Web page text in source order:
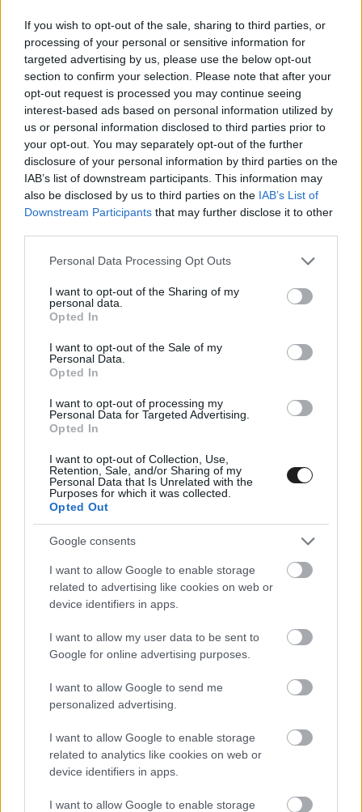
If you wish to opt-out of the sale, sharing to third parties, or
processing of your personal or sensitive information for
targeted advertising by us, please use the below opt-out
section to confirm your selection. Please note that after your
opt-out request is processed you may continue seeing
interest-based ads based on personal information utilized by
us or personal information disclosed to third parties prior to
your opt-out. You may separately opt-out of the further
disclosure of your personal information by third parties on the
IAB’s list of downstream participants. This information may
also be disclosed by us to third parties on the IAB’s List of
Downstream Participants that may further disclose it to other
Please note that this website/app uses one or more Google
not limited to your visit or usage behaviour. You may click to
grant or deny consent to Google and its third-party tags to
use your data for below specified purposes in below Google
consent section.
Personal Data Processing Opt Outs
I want to opt-out of the Sharing of my
personal data.
Opted In
I want to opt-out of the Sale of my
Personal Data.
Opted In
I want to opt-out of processing my
Personal Data for Targeted Advertising.
Opted In
I want to opt-out of Collection, Use,
Retention, Sale, and/or Sharing of my
Personal Data that Is Unrelated with the
Purposes for which it was collected.
Opted Out
Google consents
I want to allow Google to enable storage
related to advertising like cookies on web or
device identifiers in apps.
I want to allow my user data to be sent to
Google for online advertising purposes.
I want to allow Google to send me
personalized advertising.
I want to allow Google to enable storage
related to analytics like cookies on web or
device identifiers in apps.
I want to allow Google to enable storage
Mortara nem reagálta le, amikor a többiek
először használták a többlet energiát, inkább
kivárt, és kisebb előnyre tett szert. Később csak
a második helyre esett vissza, de hamar újra az
élre állt, és inkább védekezésre, és spórolásra
használta fel a plusz energiát.
A kavarodásnak köszönhetően Stoffel
Vandoorne fel tudott kapaszkodni a vezető
hatosra, és még egy Attack Mode-ot is
megtakarított a két Techeetah-hoz és Simshez
képest.
dobogós helyeken, de egy-egy Attack Mode-dal
még „adósak voltak”. Lotterer „állt ki” közülük
először, Vandoorne a következő körben reagálta
A Venturi pilótája ismét kivárt, hogy több ideig
legyen extra motorereje a vetélytársakhoz